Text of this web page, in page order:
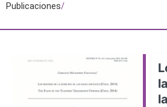
Publicaciones/